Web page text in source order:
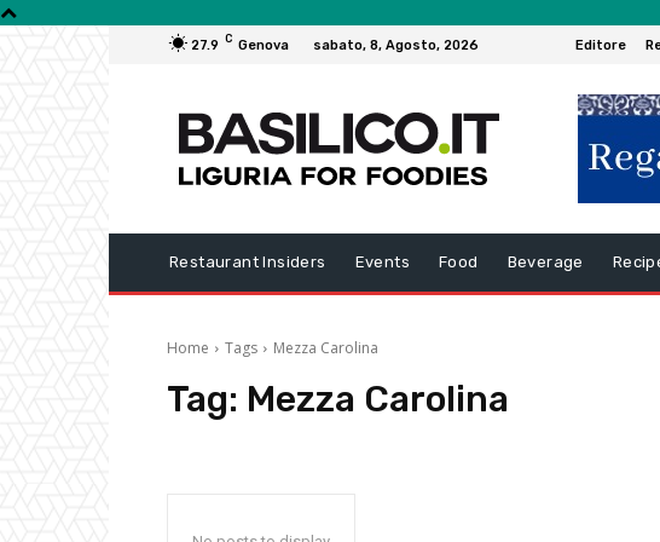
27.9 C Genova sabato, 8, Agosto, 2026 Editore
Restaurant Insiders Events Food Beverage
Home Tags Mezza Carolina
Tag: Mezza Carolina